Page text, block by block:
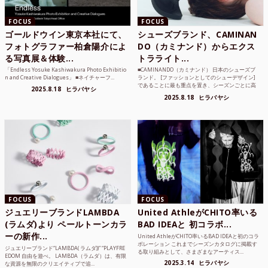
FOCUS
ゴールドウイン東京本社にて、
フォトグラファー柏倉陽介によ
る写真展＆体験...
「Endless Yosuke Kashiwakura Photo Exhibitio
n and Creative Dialogues」 ■ネイチャーフ...
2025.8.18 ヒラバヤシ
FOCUS
シューズブランド、CAMINAN
DO（カミナンド）からエクス
トラライト...
■CAMINANDO（カミナンド） 日本のシューズブ
ランド。 [ファッションとしてのシューデザイン]
であることに最も重点を置き、シーズンごとに高
2025.8.18 ヒラバヤシ
FOCUS
ジュエリーブランドLAMBDA
(ラムダ)より ペールトーンカラ
ーの新作...
ジュエリーブランド“LAMBDA( ラムダ))” “PLAYFRE
EDOM 自由を遊べ。 LAMBDA（ラムダ）は、有限
な資源を無限のクリエイティブで追...
FOCUS
United AthleがCHITO率いる
BAD IDEAと 初コラボ...
United AthleがCHITO率いるBAD IDEAと初のコラ
ボレーション これまでシーズンカタログに掲載す
る取り組みとして、さまざまなアーティス...
2025.3.14 ヒラバヤシ